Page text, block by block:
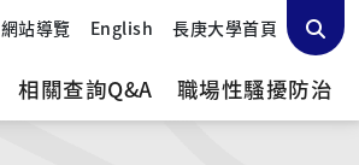
網站導覽 English 長庚大學首頁
相關查詢Q&A 職場性騷擾防治